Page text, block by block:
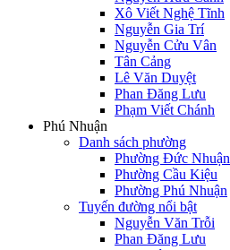
Xô Viết Nghệ Tĩnh
Nguyễn Gia Trí
Nguyễn Cửu Vân
Tân Cảng
Lê Văn Duyệt
Phan Đăng Lưu
Phạm Viết Chánh
Phú Nhuận
Danh sách phường
Phường Đức Nhuận
Phường Cầu Kiệu
Phường Phú Nhuận
Tuyến đường nổi bật
Nguyễn Văn Trỗi
Phan Đăng Lưu